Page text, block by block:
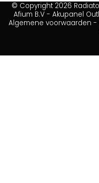
© Copyright 2026
Afium B.V - Akupanel
Algemene voorwaarden -